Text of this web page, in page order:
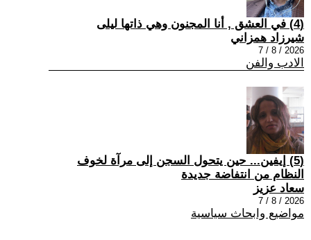
(4) في العشق , أنا المجنون وهي ذاتها ليلى
شيرزاد همزاني
2026 / 8 / 7
الادب والفن
(5) إيفين... حين يتحول السجن إلى مرآة لخوف
النظام من انتفاضة جديدة
سعاد عزيز
2026 / 8 / 7
مواضيع وابحاث سياسية